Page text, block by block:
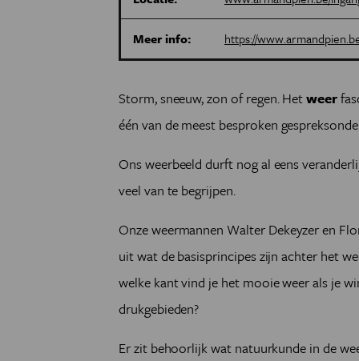
Meer info: https://
Storm, sneeuw, zon of regen. Hetweer
één van de meest besproken
Ons weerbeeld durft nog al eens
veel van te begrijpen.
Onze weermannen Walter Dekeyzer en
uit wat de basisprincipes zijn achter het
welke kant vind je het mooie weer als je
drukgebieden?
Er zit behoorlijk wat natuurkunde in de